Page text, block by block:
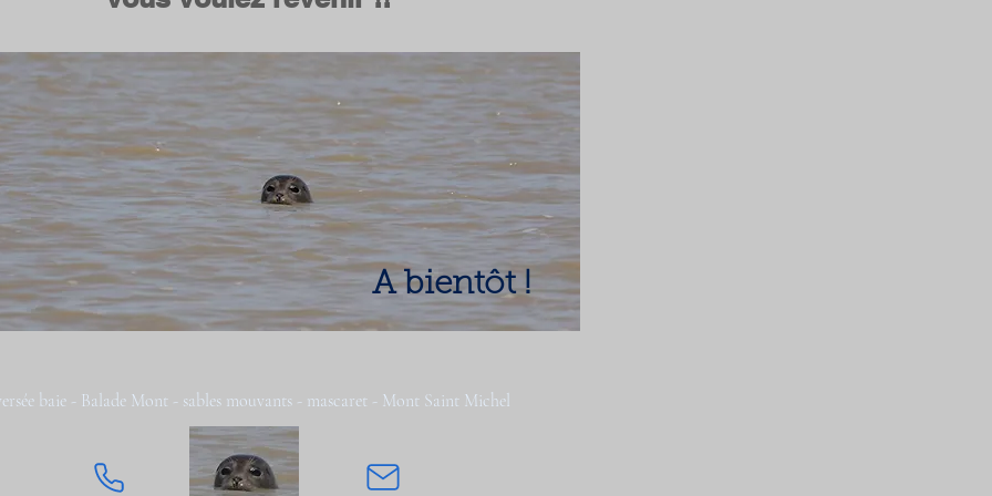
A bientôt !
baie - Balade Mont - sables mouvants - mascaret - Mont Saint Michel